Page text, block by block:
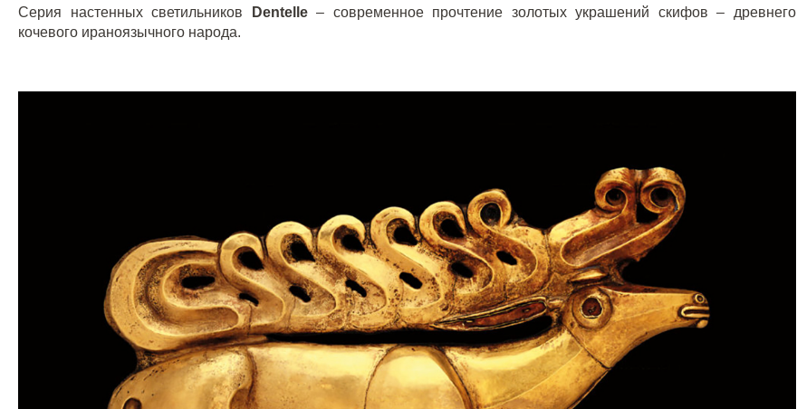
Серия настенных светильников Dentelle – современное прочтение золотых украшений скифов – древнего
кочевого ираноязычного народа.